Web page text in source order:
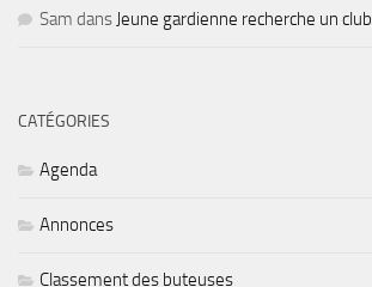
Sam dans Jeune gardienne recherche un club
CATÉGORIES
Agenda
Annonces
Classement des buteuses